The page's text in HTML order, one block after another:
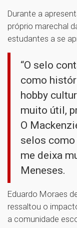
Durante a
próprio marechal
estudantes a se
“O selo
como
hobby
muito útil,
O
selos como
me deixa
Meneses.
Eduardo Moraes
ressaltou o
a comunidade